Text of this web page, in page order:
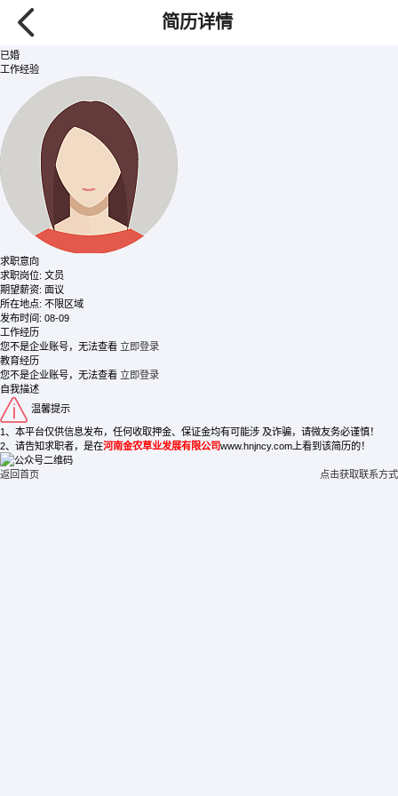
简历详情
/ 女士
151****8960
【查看需要80金币】
已婚
工作经验
求职意向
求职岗位: 文员
期望薪资: 面议
所在地点: 不限区域
发布时间: 08-09
工作经历
您不是企业账号，无法查看 立即登录
教育经历
您不是企业账号，无法查看 立即登录
自我描述
温馨提示
1、本平台仅供信息发布，任何收取押金、保证金均有可能涉 及诈骗，请微友务必谨慎！
2、请告知求职者，是在河南金农草业发展有限公司www.hnjncy.com上看到该简历的！
返回首页 点击获取联系方式